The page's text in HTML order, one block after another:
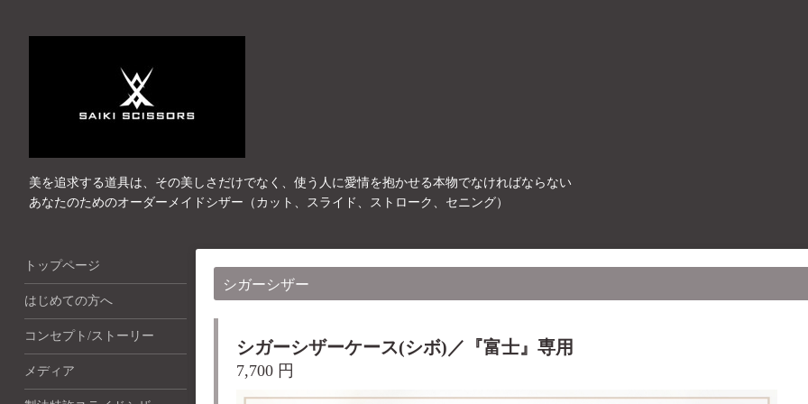
美を追求する道具は、その美しさだけでなく、使う人に愛情を抱かせる本物でなければならない
あなたのためのオーダーメイドシザー（カット、スライド、ストローク、セニング）
シガーシザー
シガーシザーケース(シボ)／『富士』専用
7,700 円
トップページ
はじめての方へ
コンセプト/ストーリー
メディア